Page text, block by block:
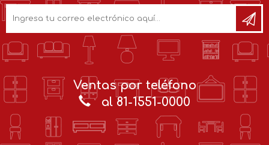
Ventas por teléfono
al 81-1551-0000